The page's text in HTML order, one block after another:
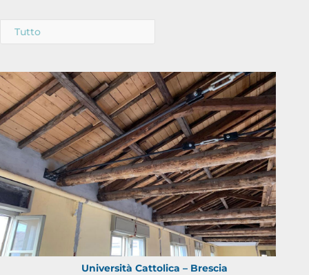
Tutto
Università Cattolica – Brescia